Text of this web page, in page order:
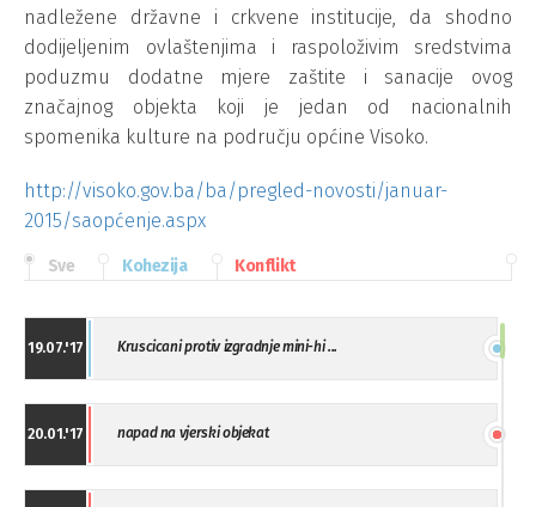
nadležene državne i crkvene institucije, da shodno
dodijeljenim ovlaštenjima i raspoloživim sredstvima
poduzmu dodatne mjere zaštite i sanacije ovog
značajnog objekta koji je jedan od nacionalnih
spomenika kulture na području općine Visoko.
http://visoko.gov.ba/ba/pregled-novosti/januar-
2015/saopćenje.aspx
Sve Kohezija Konflikt
19.07.'17 Kruscicani protiv izgradnje mini-hi ...
20.01.'17 napad na vjerski objekat